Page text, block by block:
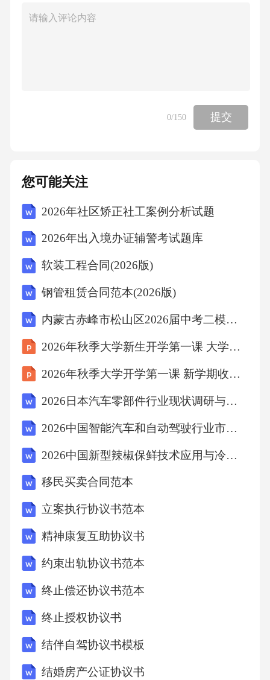
部法律责任及经济损失。如乙方未按照约定进
双方在履行本协议过程中如发生争议，应首先
通过友好协商解决；协商不成的，任何一方均
效，一式两份，甲乙双方各执一份，具有同等
法律效力。2.本协
0/150 提交
您可能关注
2026年社区矫正社工案例分析试题
2026年出入境办证辅警考试题库
软装工程合同(2026版)
钢管租赁合同范本(2026版)
内蒙古赤峰市松山区2026届中考二模数学试卷(含答案)
2026年秋季大学新生开学第一课 大学之道在明明德
2026年秋季大学开学第一课 新学期收心教育教学设计
2026日本汽车零部件行业现状调研与竞争力分析报告
2026中国智能汽车和自动驾驶行业市场现状供需分析及投资评估规划分析研究报告
2026中国新型辣椒保鲜技术应用与冷链物流优化方案
移民买卖合同范本
立案执行协议书范本
精神康复互助协议书
约束出轨协议书范本
终止偿还协议书范本
终止授权协议书
结伴自驾协议书模板
结婚房产公证协议书